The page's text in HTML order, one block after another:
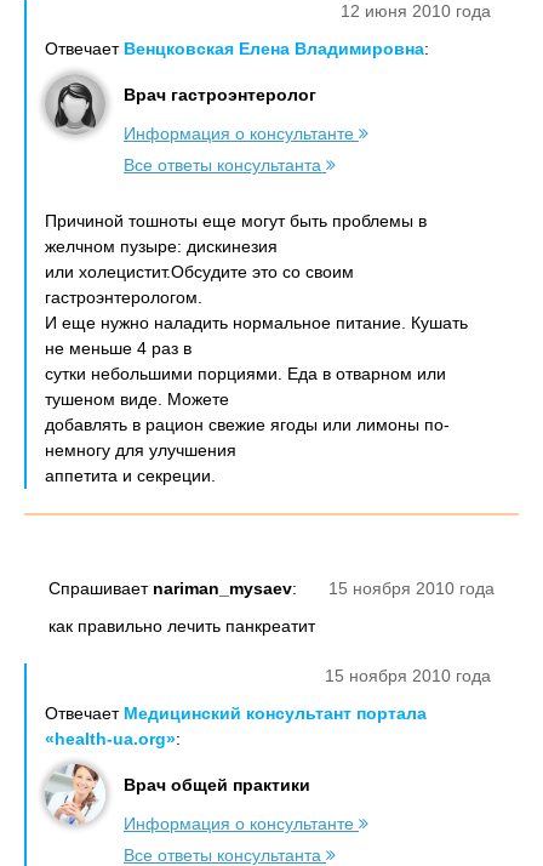
12 июня 2010 года
Отвечает Венцковская Елена Владимировна:
Врач гастроэнтеролог
Информация о консультанте
Все ответы консультанта
Причиной тошноты еще могут быть проблемы в
желчном пузыре: дискинезия
или холецистит.Обсудите это со своим
гастроэнтерологом.
И еще нужно наладить нормальное питание. Кушать
не меньше 4 раз в
сутки небольшими порциями. Еда в отварном или
тушеном виде. Можете
добавлять в рацион свежие ягоды или лимоны по-
немногу для улучшения
аппетита и секреции.
15 ноября 2010 года
Спрашивает nariman_mysaev:
как правильно лечить панкреатит
15 ноября 2010 года
Отвечает Медицинский консультант портала
«health-ua.org»:
Врач общей практики
Информация о консультанте
Все ответы консультанта